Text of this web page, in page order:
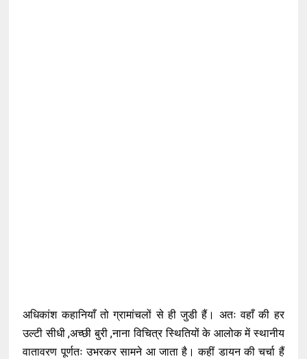
अधिकांश कहानियाँ तो ग्रामांचलों से ही जुडी हैं। अतः वहाँ की हर
उल्टी सीधी ,अच्छी बुरी ,नाना विचित्र स्थितियों के आलोक में स्थानीय
वातावरण पूर्णतः उभरकर सामने आ जाता है। कहीं डायन की चर्चा हैं